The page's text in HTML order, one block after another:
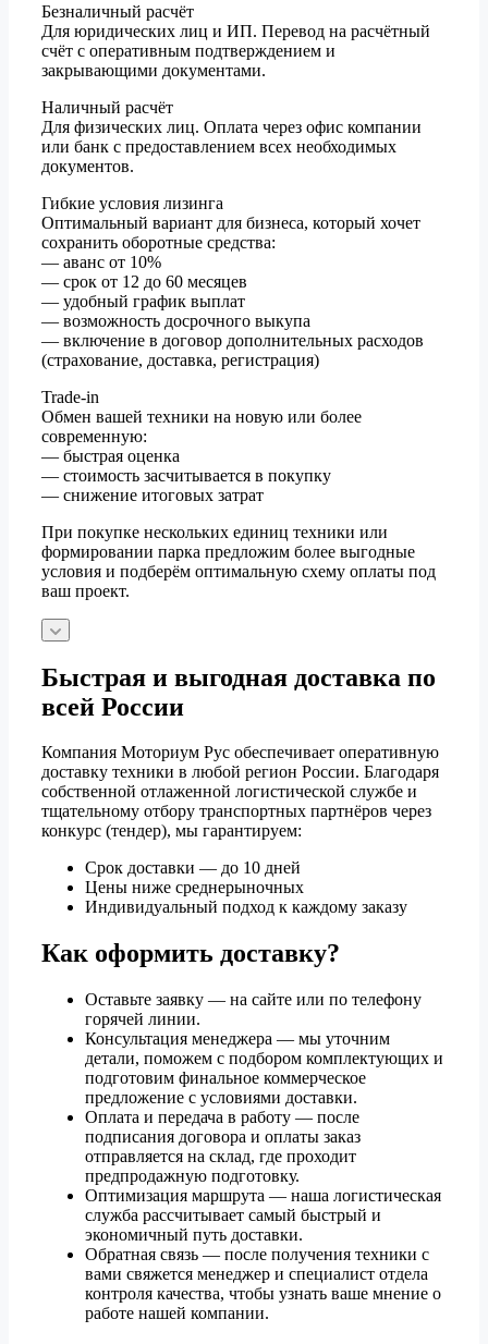
Безналичный расчёт
Для юридических лиц и ИП. Перевод на расчётный
счёт с оперативным подтверждением и
закрывающими документами.
Наличный расчёт
Для физических лиц. Оплата через офис компании
или банк с предоставлением всех необходимых
документов.
Гибкие условия лизинга
Оптимальный вариант для бизнеса, который хочет
сохранить оборотные средства:
— аванс от 10%
— срок от 12 до 60 месяцев
— удобный график выплат
— возможность досрочного выкупа
— включение в договор дополнительных расходов
(страхование, доставка, регистрация)
Trade-in
Обмен вашей техники на новую или более
современную:
— быстрая оценка
— стоимость засчитывается в покупку
— снижение итоговых затрат
При покупке нескольких единиц техники или
формировании парка предложим более выгодные
условия и подберём оптимальную схему оплаты под
ваш проект.
Быстрая и выгодная доставка по
всей России
Компания Моториум Рус обеспечивает оперативную
доставку техники в любой регион России. Благодаря
собственной отлаженной логистической службе и
тщательному отбору транспортных партнёров через
конкурс (тендер), мы гарантируем:
Срок доставки — до 10 дней
Цены ниже среднерыночных
Индивидуальный подход к каждому заказу
Как оформить доставку?
Оставьте заявку — на сайте или по телефону
горячей линии.
Консультация менеджера — мы уточним
детали, поможем с подбором комплектующих и
подготовим финальное коммерческое
предложение с условиями доставки.
Оплата и передача в работу — после
подписания договора и оплаты заказ
отправляется на склад, где проходит
предпродажную подготовку.
Оптимизация маршрута — наша логистическая
служба рассчитывает самый быстрый и
экономичный путь доставки.
Обратная связь — после получения техники с
вами свяжется менеджер и специалист отдела
контроля качества, чтобы узнать ваше мнение о
работе нашей компании.